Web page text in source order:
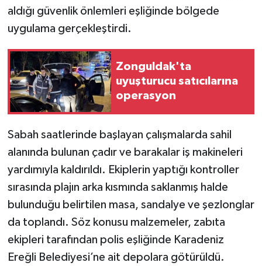
aldığı güvenlik önlemleri eşliğinde bölgede
uygulama gerçekleştirdi.
Zonguldak'ta
uyuşturucu satıcılarına
operasyon
Sabah saatlerinde başlayan çalışmalarda sahil
alanında bulunan çadır ve barakalar iş makineleri
yardımıyla kaldırıldı. Ekiplerin yaptığı kontroller
sırasında plajın arka kısmında saklanmış halde
bulunduğu belirtilen masa, sandalye ve şezlonglar
da toplandı. Söz konusu malzemeler, zabıta
ekipleri tarafından polis eşliğinde Karadeniz
Ereğli Belediyesi’ne ait depolara götürüldü.